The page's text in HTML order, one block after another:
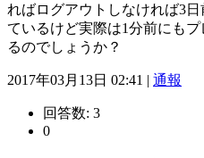
ればログアウトしなければ3
ているけど実際は1分前にも
るのでしょうか？
2017年03月13日 02:41 | 通報
回答数: 3
0